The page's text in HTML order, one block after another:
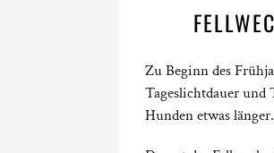
Zu Beginn des
Tageslichtdauer und
Hunden etwas länger.